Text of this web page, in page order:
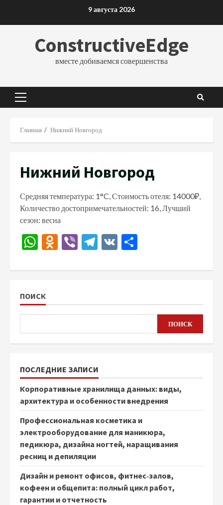
9 августа 2026
ConstructiveEdge
вместе добиваемся совершенства
Основное
Главная Нижний Новгород
Нижний Новгород
Средняя температура: 1°C, Стоимость отеля: 14000₽,
Количество достопримечательностей: 16, Лучший
сезон: весна
WhatsApp
Odnoklassniki
ViberTelegram
VK
ПОИСК
ПОИСК
ПОСЛЕДНИЕ ЗАПИСИ
Корпоративные хранилища данных: виды,
архитектура и особенности внедрения
Профессиональная косметика и
электрооборудование для маникюра,
педикюра, дизайна ногтей, наращивания
ресниц и депиляции
Дизайн и ремонт офисов, фитнес‑залов,
кофеен и общепита: полный цикл работ,
гарантии и отчетность